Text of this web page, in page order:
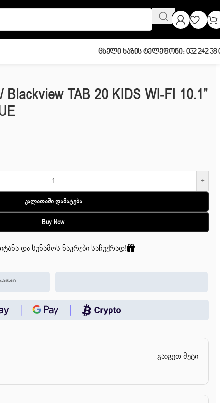
Ცხელი Ხაზის Ტელეფონი: 032 242 38
Blackview TAB 20 KIDS WI-FI 10.1”
+
Კალათაში Დამატება
Buy Now
და სუნამოს ნაკრები საჩუქრად!
გაიგეთ მეტი